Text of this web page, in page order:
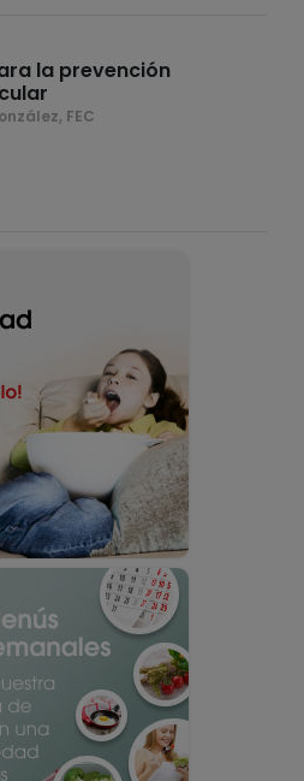
la prevención
FEC